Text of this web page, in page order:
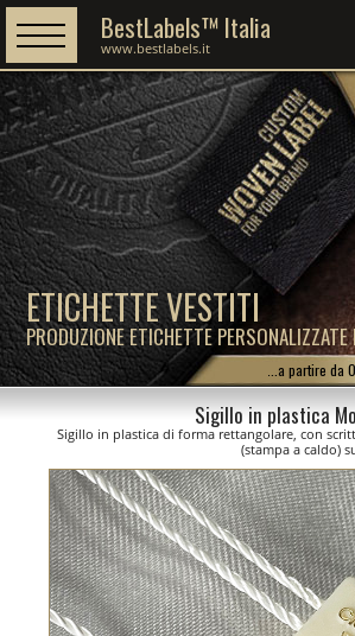
ETICHETTE VESTITI
PRODUZIONE ETICHETTE
BestLabels™ Italia
www.bestlabels.it
...a partire da
Sigillo in plastica
Sigillo in plastica di forma rettangolare, con
(stampa a caldo)